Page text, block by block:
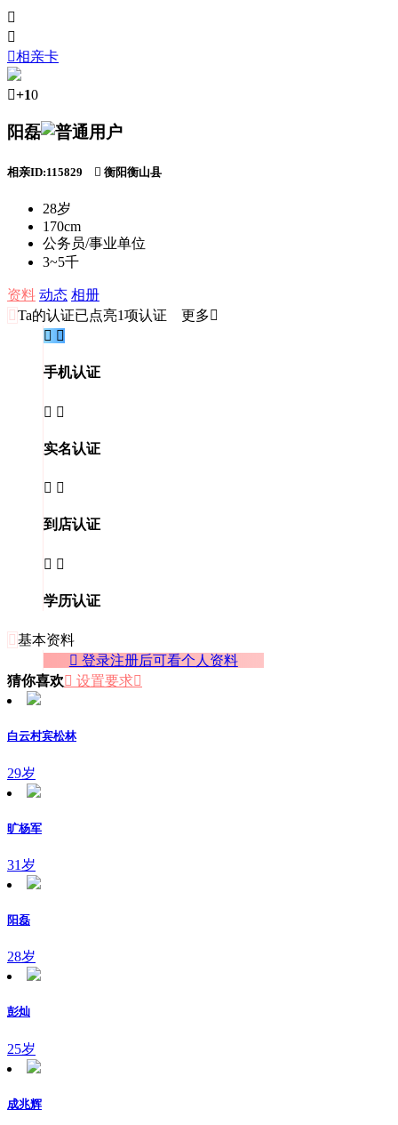


相亲卡
+10
阳磊
相亲ID:115829  衡阳衡山县
28岁
170cm
公务员/事业单位
3~5千
资料 动态 相册
 Ta的认证已点亮1项认证 更多
 
手机认证
 
实名认证
 
到店认证
 
学历认证
 基本资料
 登录注册后可看个人资料
猜你喜欢 设置要求
白云村宾松林
29岁
旷杨军
31岁
阳磊
28岁
彭灿
25岁
成兆辉